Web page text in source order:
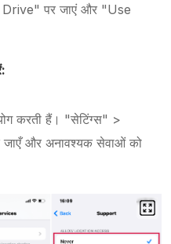
पर जाएं और "Use
करती हैं। "सेटिंग्स" >
जाएँ और अनावश्यक सेवाओं को